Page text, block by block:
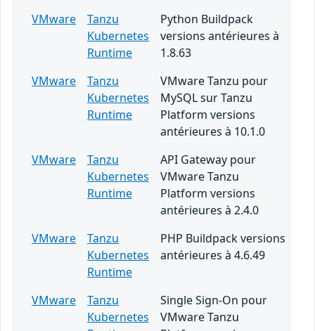
VMware
Tanzu
Kubernetes
Runtime
Python Buildpack
versions antérieures à
1.8.63
VMware
Tanzu
Kubernetes
Runtime
VMware Tanzu pour
MySQL sur Tanzu
Platform versions
antérieures à 10.1.0
VMware
Tanzu
Kubernetes
Runtime
API Gateway pour
VMware Tanzu
Platform versions
antérieures à 2.4.0
VMware
Tanzu
Kubernetes
Runtime
PHP Buildpack versions
antérieures à 4.6.49
VMware
Tanzu
Kubernetes
Single Sign-On pour
VMware Tanzu